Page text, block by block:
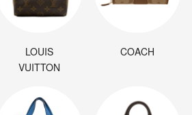
LOUIS
VUITTON
COACH